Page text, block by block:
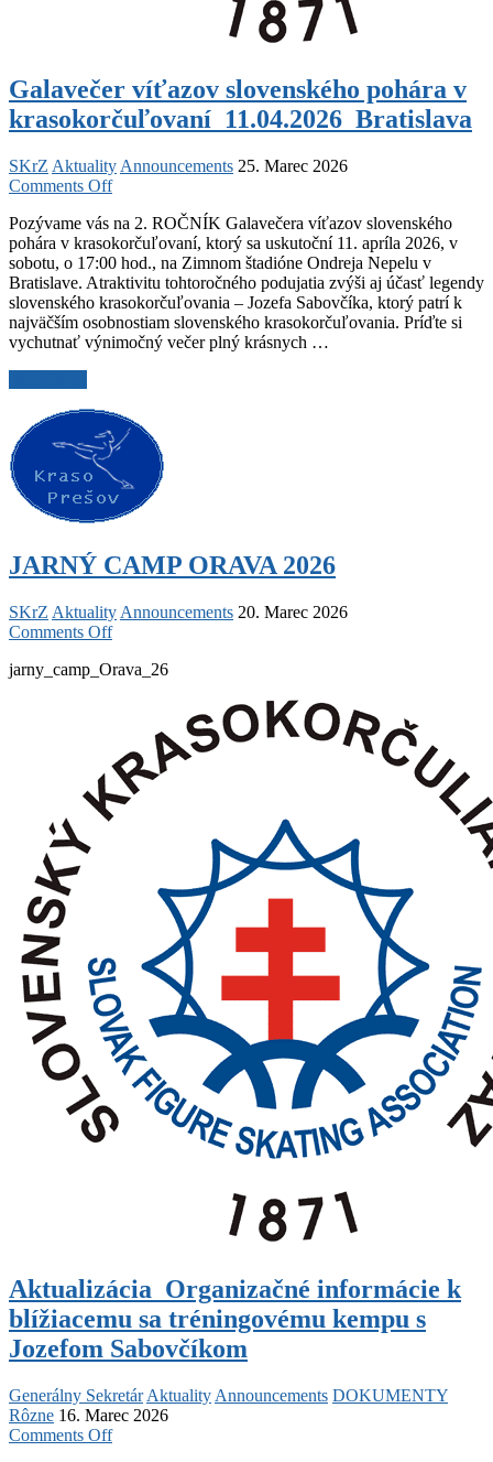
Galavečer víťazov slovenského pohára v
krasokorčuľovaní_11.04.2026_Bratislava
SKrZ Aktuality Announcements 25. Marec 2026
Comments Offon
víťazov
slovenského
pohára
v
krasokorčuľovaní_11.04.2026_Bratislava
Pozývame vás na 2. ROČNÍK Galavečera víťazov slovenského
pohára v krasokorčuľovaní, ktorý sa uskutoční 11. apríla 2026, v
sobotu, o 17:00 hod., na Zimnom štadióne Ondreja Nepelu v
Bratislave. Atraktivitu tohtoročného podujatia zvýši aj účasť legendy
slovenského krasokorčuľovania – Jozefa Sabovčíka, ktorý patrí k
najväčším osobnostiam slovenského krasokorčuľovania. Príďte si
vychutnať výnimočný večer plný krásnych …
slovenského
pohára
v
krasokorčuľovaní_11.04.2026_Bratislava
JARNÝ CAMP ORAVA 2026
SKrZ Aktuality Announcements 20. Marec 2026
Comments Offon
CAMP
jarny_camp_Orava_26
Aktualizácia_Organizačné informácie k
blížiacemu sa tréningovému kempu s
Jozefom Sabovčíkom
Generálny Sekretár Aktuality Announcements DOKUMENTY
Rôzne 16. Marec 2026
Comments Offon